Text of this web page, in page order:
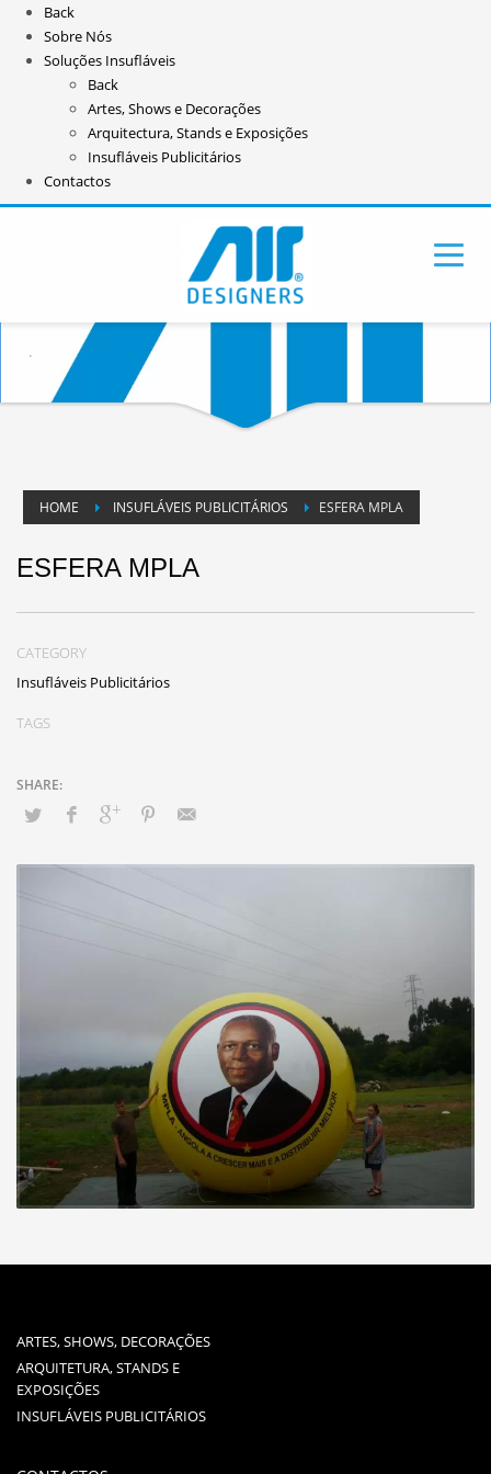
Back
Sobre Nós
Soluções Insufláveis
Back
Artes, Shows e Decorações
Arquitectura, Stands e Exposições
Insufláveis Publicitários
Contactos
HOME INSUFLÁVEIS PUBLICITÁRIOS ESFERA MPLA
ESFERA MPLA
CATEGORY
Insufláveis Publicitários
TAGS
ARTES, SHOWS, DECORAÇÕES
ARQUITETURA, STANDS E
EXPOSIÇÕES
INSUFLÁVEIS PUBLICITÁRIOS